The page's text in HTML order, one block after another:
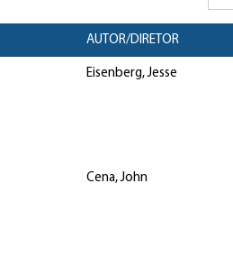
AUTOR/DIRETOR
Eisenberg, Jesse
Cena, John